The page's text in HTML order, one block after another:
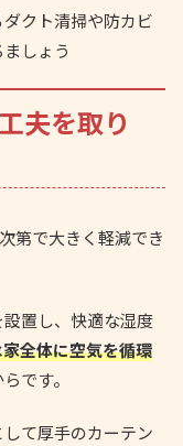
クト清掃や防カビ
しょう
夫を取り
第で大きく軽減でき
置し、快適な湿度
全体に空気を循環
です。
て厚手のカーテン